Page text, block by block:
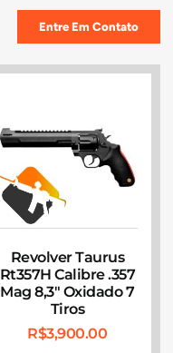
Entre Em Contato
Revolver Taurus
Rt357H Calibre .357
Mag 8,3″ Oxidado 7
Tiros
R$3,900.00